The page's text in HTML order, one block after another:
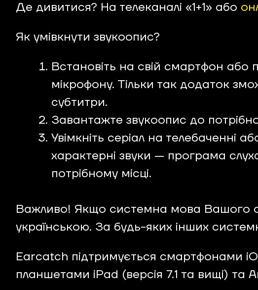
Де дивитися? На телеканалі «1+1» або
Як умівкнути звукоопис?
Встановіть на свій смартфон або
мікрофону. Тільки так додаток
субтитри.
Завантажте звукоопис до
Увімкніть серіал на телебаченні
характерні звуки — програма
потрібному місці.
Важливо! Якщо системна мова Вашого
українською. За будь-яких інших
Earcatch підтримується смартфонами
планшетами iPad (версія 7.1 та вищі) та